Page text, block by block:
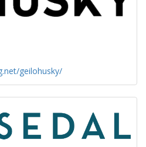
geilohusky/